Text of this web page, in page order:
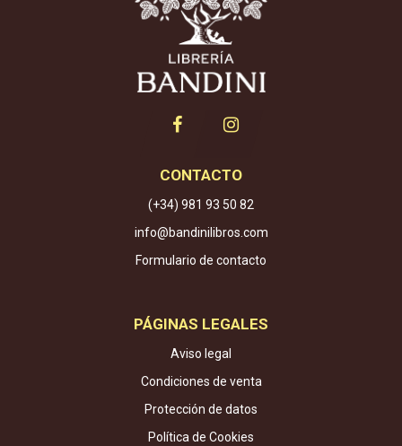
CONTACTO
(+34) 981 93 50 82
info@bandinilibros.com
Formulario de contacto
PÁGINAS LEGALES
Aviso legal
Condiciones de venta
Protección de datos
Política de Cookies